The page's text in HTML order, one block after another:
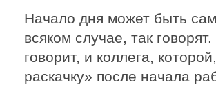
Начало дня может быть
всяком случае, так
говорит, и коллега,
раскачку» после начала